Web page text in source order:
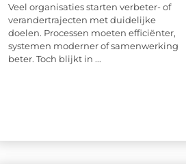
Veel organisaties starten verbeter- of
verandertrajecten met duidelijke
doelen. Processen moeten efficiënter,
systemen moderner of samenwerking
beter. Toch blijkt in ...